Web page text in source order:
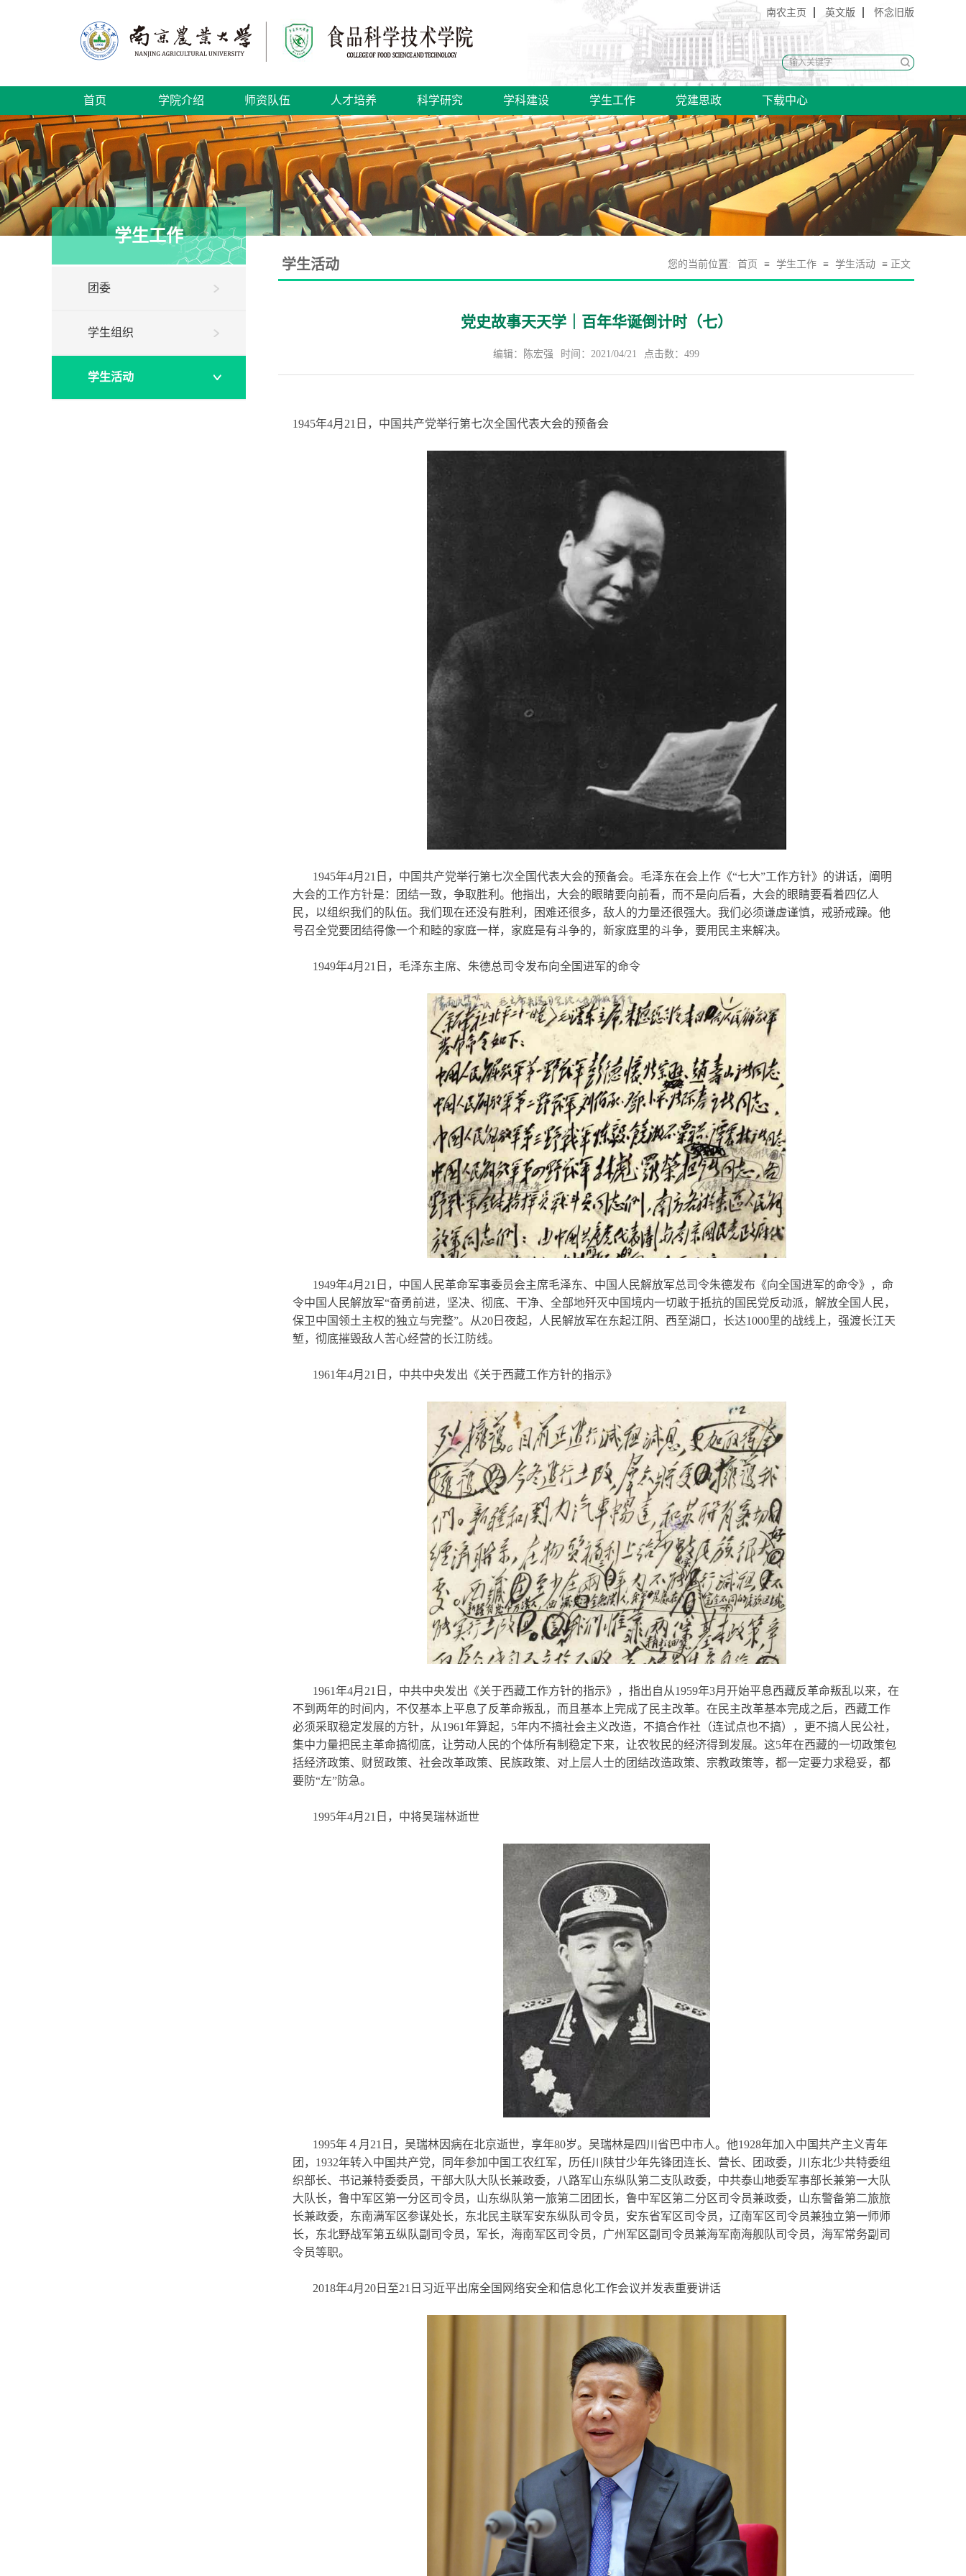
南农主页 英文版 怀念旧版
首页 学院介绍 师资队伍 人才培养 科学研究 学科建设 学生工作 党建思政 下载中心
学生工作
团委
学生组织
学生活动
您的当前位置: 首页 ≡ 学生工作 ≡ 学生活动 ≡ 正文
学生活动
党史故事天天学｜百年华诞倒计时（七）
编辑：陈宏强 时间：2021/04/21 点击数： 499
1945年4月21日，中国共产党举行第七次全国代表大会的预备会
1945年4月21日，中国共产党举行第七次全国代表大会的预备会。毛泽东在会上作《“七大”工作方针》的讲话，阐明
大会的工作方针是：团结一致，争取胜利。他指出，大会的眼睛要向前看，而不是向后看，大会的眼睛要看着四亿人
民，以组织我们的队伍。我们现在还没有胜利，困难还很多，敌人的力量还很强大。我们必须谦虚谨慎，戒骄戒躁。他
号召全党要团结得像一个和睦的家庭一样，家庭是有斗争的，新家庭里的斗争，要用民主来解决。
1949年4月21日，毛泽东主席、朱德总司令发布向全国进军的命令
1949年4月21日，中国人民革命军事委员会主席毛泽东、中国人民解放军总司令朱德发布《向全国进军的命令》，命
令中国人民解放军“奋勇前进，坚决、彻底、干净、全部地歼灭中国境内一切敢于抵抗的国民党反动派，解放全国人民，
保卫中国领土主权的独立与完整”。从20日夜起，人民解放军在东起江阴、西至湖口，长达1000里的战线上，强渡长江天
堑，彻底摧毁敌人苦心经营的长江防线。
1961年4月21日，中共中央发出《关于西藏工作方针的指示》
1961年4月21日，中共中央发出《关于西藏工作方针的指示》，指出自从1959年3月开始平息西藏反革命叛乱以来，在
不到两年的时间内，不仅基本上平息了反革命叛乱，而且基本上完成了民主改革。在民主改革基本完成之后，西藏工作
必须采取稳定发展的方针，从1961年算起，5年内不搞社会主义改造，不搞合作社（连试点也不搞），更不搞人民公社，
集中力量把民主革命搞彻底，让劳动人民的个体所有制稳定下来，让农牧民的经济得到发展。这5年在西藏的一切政策包
括经济政策、财贸政策、社会改革政策、民族政策、对上层人士的团结改造政策、宗教政策等，都一定要力求稳妥，都
要防“左”防急。
1995年4月21日，中将吴瑞林逝世
1995年４月21日，吴瑞林因病在北京逝世，享年80岁。吴瑞林是四川省巴中市人。他1928年加入中国共产主义青年
团，1932年转入中国共产党，同年参加中国工农红军，历任川陕甘少年先锋团连长、营长、团政委，川东北少共特委组
织部长、书记兼特委委员，干部大队大队长兼政委，八路军山东纵队第二支队政委，中共泰山地委军事部长兼第一大队
大队长，鲁中军区第一分区司令员，山东纵队第一旅第二团团长，鲁中军区第二分区司令员兼政委，山东警备第二旅旅
长兼政委，东南满军区参谋处长，东北民主联军安东纵队司令员，安东省军区司令员，辽南军区司令员兼独立第一师师
长，东北野战军第五纵队副司令员，军长，海南军区司令员，广州军区副司令员兼海军南海舰队司令员，海军常务副司
令员等职。
2018年4月20日至21日习近平出席全国网络安全和信息化工作会议并发表重要讲话